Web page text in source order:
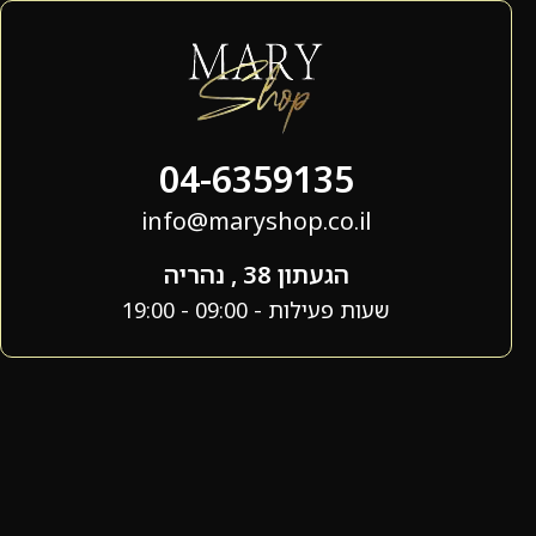
04-6359135
info@maryshop.co.il
הגעתון 38 , נהריה
שעות פעילות - 09:00 - 19:00